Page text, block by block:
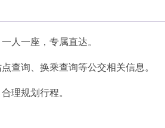
人一座，专属直达。
查询、换乘查询等公交相关信息。
理规划行程。